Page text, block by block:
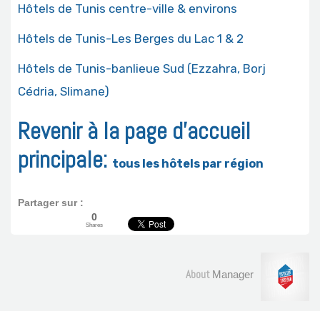
Hôtels de Tunis centre-ville & environs
Hôtels de Tunis-Les Berges du Lac 1 & 2
Hôtels de Tunis-banlieue Sud (Ezzahra, Borj
Cédria, Slimane)
Revenir à la page d’accueil
principale: tous les hôtels par région
Partager sur :
0
Shares
About Manager